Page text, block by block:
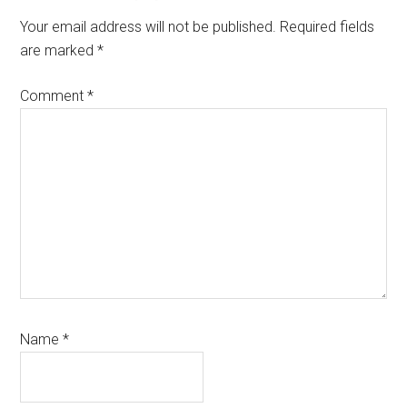
Interactions
Your email address will not be published. Required fields
are marked*
Comment*
Name*